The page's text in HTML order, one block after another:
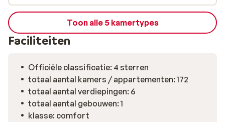
een smakelijk buffet voor je klaar. Daarna kun je nog
genieten van een show, live muziek of meedoen met een
leuk spel.
Toon alle 5 kamertypes
Faciliteiten
Officiële classificatie: 4 sterren
totaal aantal kamers / appartementen: 172
totaal aantal verdiepingen: 6
totaal aantal gebouwen: 1
klasse: comfort